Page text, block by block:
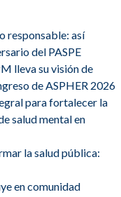
responsable: así
del PASPE
lleva su visión de
de ASPHER 2026
para fortalecer la
salud mental en
la salud pública:
en comunidad